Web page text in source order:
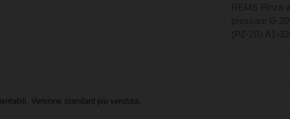
Versione standard più venduta.